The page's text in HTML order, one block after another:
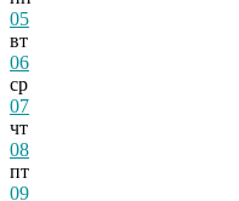
05
вт
06
ср
07
чт
08
пт
09